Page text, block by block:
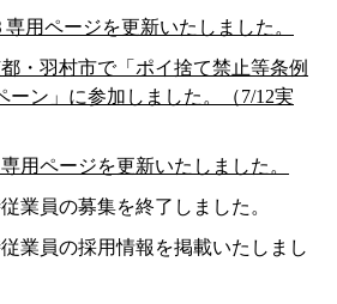
専用ページを更新いたしました。
・羽村市で「ポイ捨て禁止等条例
ーン」に参加しました。（7/12実
用ページを更新いたしました。
業員の募集を終了しました。
業員の採用情報を掲載いたしまし